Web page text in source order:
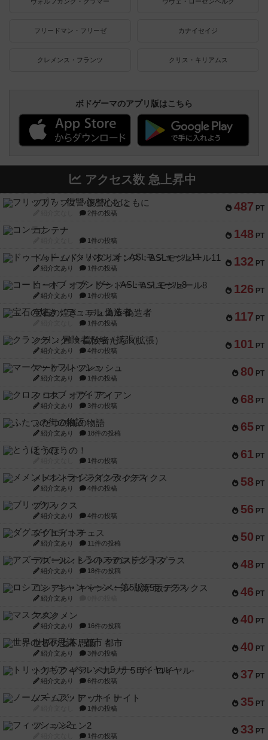
フリードマン・フリーゼ カナイセイジ
クレメンス・フランツ クリス・キリアムス
ボドゲーマのアプリ版はこちら
アクセス数 急上昇中
487 PT
フリップ７：復讐心とともに
2件の投稿
148 PT
コンテナ
1件の投稿
132 PT
ドゥームド・バタリオンズ：ASLモジュール11
紹介文あり 1件の投稿
126 PT
コード・オブ・ブシドー：ASLモジュール8
紹介文あり 1件の投稿
117 PT
宝石の煌き：デュエル 偽造者
1件の投稿
101 PT
クランク! ：冒険者たち（拡張）
紹介文あり 4件の投稿
80 PT
マーケットフレッシュ
紹介文あり 1件の投稿
68 PT
クロス・オブ・アイアン
紹介文あり 3件の投稿
65 PT
ふたつの街の物語
紹介文あり 18件の投稿
61 PT
とうほうの！
1件の投稿
58 PT
メメントオンラインタクティクス
紹介文あり 4件の投稿
56 PT
ブリックス
紹介文あり 4件の投稿
50 PT
ダグエイトチェス
紹介文あり 11件の投稿
48 PT
アズール：シントラのステンドグラス
紹介文あり 18件の投稿
46 PT
ロシアン・キャンペーン：第5版デラックス
紹介文あり
40 PT
マスクメン
紹介文あり 16件の投稿
40 PT
世界の七不思議：都市
紹介文あり 3件の投稿
37 PT
トリックギア - ペルソナ5 ザ・ロイヤル-
紹介文あり 6件の投稿
35 PT
ノームズ・アット・ナイト
1件の投稿
33 PT
フィッシェン2
1件の投稿